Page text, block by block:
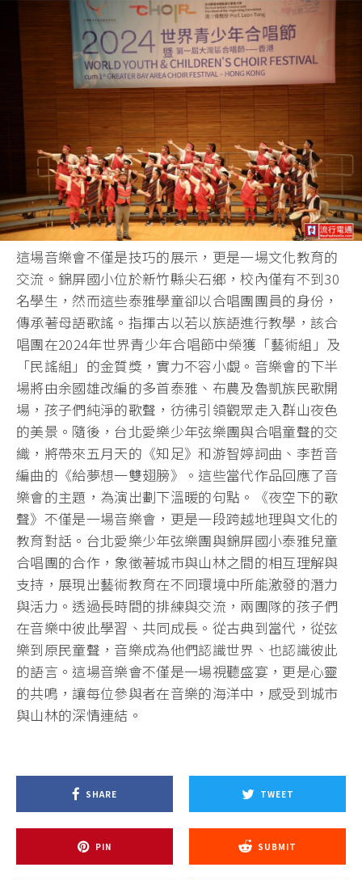
這場音樂會不僅是技巧的展示，更是一場文化教育的
交流。錦屏國小位於新竹縣尖石鄉，校內僅有不到30
名學生，然而這些泰雅學童卻以合唱團團員的身份，
傳承著母語歌謠。指揮古以若以族語進行教學，該合
唱團在2024年世界青少年合唱節中榮獲「藝術組」及
「民謠組」的金質獎，實力不容小覷。音樂會的下半
場將由余國雄改編的多首泰雅、布農及魯凱族民歌開
場，孩子們純淨的歌聲，彷彿引領觀眾走入群山夜色
的美景。隨後，台北愛樂少年弦樂團與合唱童聲的交
織，將帶來五月天的《知足》和游智婷詞曲、李哲音
編曲的《給夢想一雙翅膀》。這些當代作品回應了音
樂會的主題，為演出劃下溫暖的句點。《夜空下的歌
聲》不僅是一場音樂會，更是一段跨越地理與文化的
教育對話。台北愛樂少年弦樂團與錦屏國小泰雅兒童
合唱團的合作，象徵著城市與山林之間的相互理解與
支持，展現出藝術教育在不同環境中所能激發的潛力
與活力。透過長時間的排練與交流，兩團隊的孩子們
在音樂中彼此學習、共同成長。從古典到當代，從弦
樂到原民童聲，音樂成為他們認識世界、也認識彼此
的語言。這場音樂會不僅是一場視聽盛宴，更是心靈
的共鳴，讓每位參與者在音樂的海洋中，感受到城市
與山林的深情連結。
SHARE TWEET
PIN SUBMIT